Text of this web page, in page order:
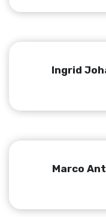
Ingrid
Marco